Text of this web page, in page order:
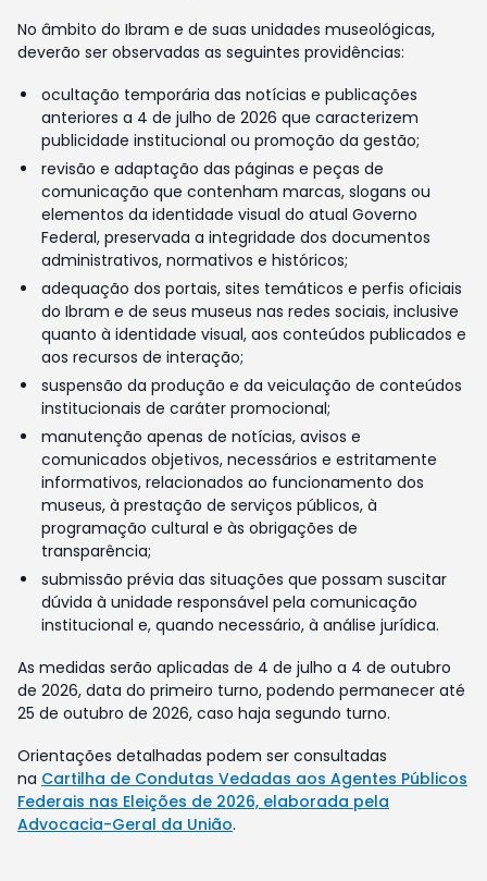
No âmbito do Ibram e de suas unidades museológicas,
deverão ser observadas as seguintes providências:
ocultação temporária das notícias e publicações
anteriores a 4 de julho de 2026 que caracterizem
publicidade institucional ou promoção da gestão;
revisão e adaptação das páginas e peças de
comunicação que contenham marcas, slogans ou
elementos da identidade visual do atual Governo
Federal, preservada a integridade dos documentos
administrativos, normativos e históricos;
adequação dos portais, sites temáticos e perfis oficiais
do Ibram e de seus museus nas redes sociais, inclusive
quanto à identidade visual, aos conteúdos publicados e
aos recursos de interação;
suspensão da produção e da veiculação de conteúdos
institucionais de caráter promocional;
manutenção apenas de notícias, avisos e
comunicados objetivos, necessários e estritamente
informativos, relacionados ao funcionamento dos
museus, à prestação de serviços públicos, à
programação cultural e às obrigações de
transparência;
submissão prévia das situações que possam suscitar
dúvida à unidade responsável pela comunicação
institucional e, quando necessário, à análise jurídica.
As medidas serão aplicadas de 4 de julho a 4 de outubro
de 2026, data do primeiro turno, podendo permanecer até
25 de outubro de 2026, caso haja segundo turno.
Orientações detalhadas podem ser consultadas
na Cartilha de Condutas Vedadas aos Agentes Públicos
Federais nas Eleições de 2026, elaborada pela
Advocacia-Geral da União.